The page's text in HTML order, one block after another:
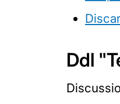
Ddl